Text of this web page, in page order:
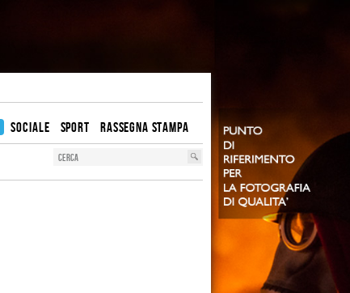
SOCIALE SPORT RASSEGNA STAMPA